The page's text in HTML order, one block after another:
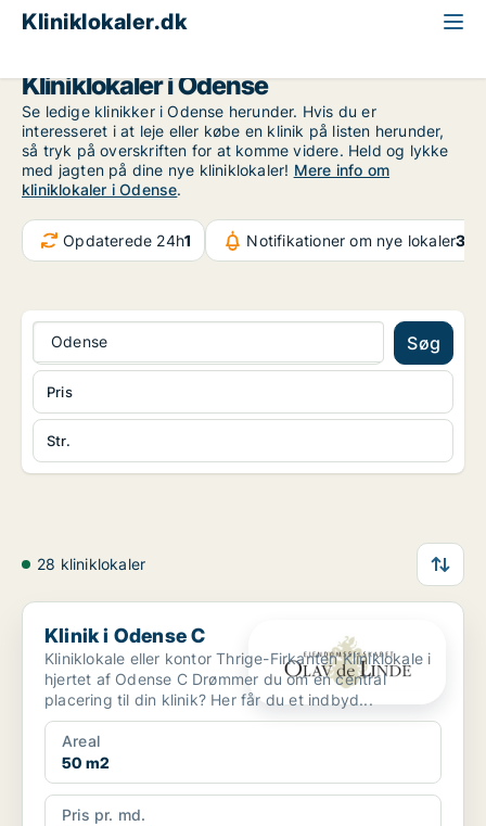
Kliniklokaler.dk
Kliniklokaler i Odense
Se ledige klinikker i Odense herunder. Hvis du er
interesseret i at leje eller købe en klinik på listen herunder,
så tryk på overskriften for at komme videre. Held og lykke
med jagten på dine nye kliniklokaler! Mere info om
kliniklokaler i Odense.
Opdaterede 24h1 Notifikationer om nye lokaler
Odense Søg
Str.
Pris
28 kliniklokaler
Klinik i Odense C
Klinik i Odense C
Kliniklokale eller kontor Thrige-Firkanten Kliniklokale i
hjertet af Odense C Drømmer du om en central
placering til din klinik? Her får du et indbyd...
Areal
50 m2
Pris pr. md.